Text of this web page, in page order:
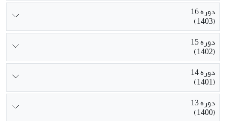
دوره 16
(1403)
دوره 15
(1402)
دوره 14
(1401)
دوره 13
(1400)